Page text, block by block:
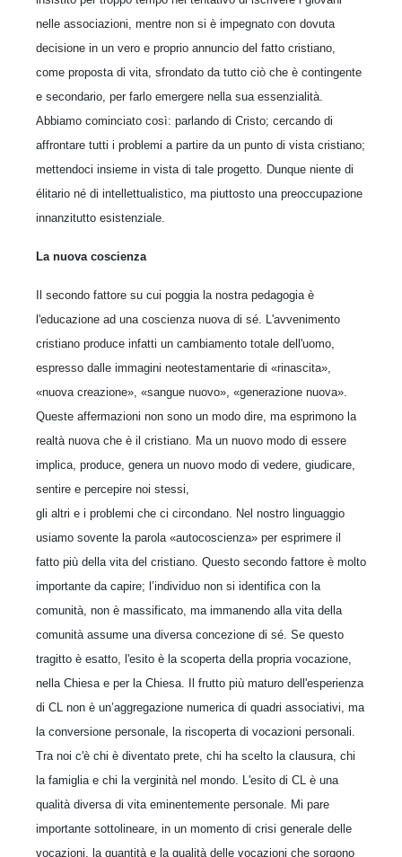
nelle associazioni, mentre non si è impegnato con dovuta
decisione in un vero e proprio annuncio del fatto cristiano,
come proposta di vita, sfrondato da tutto ciò che è contingente
e secondario, per farlo emergere nella sua essenzialità.
Abbiamo cominciato così: parlando di Cristo; cercando di
affrontare tutti i problemi a partire da un punto di vista cristiano;
mettendoci insieme in vista di tale progetto. Dunque niente di
élitario né di intellettualistico, ma piuttosto una preoccupazione
innanzitutto esistenziale.
La nuova coscienza
Il secondo fattore su cui poggia la nostra pedagogia è
l'educazione ad una coscienza nuova di sé. L'avvenimento
cristiano produce infatti un cambiamento totale dell'uomo,
espresso dalle immagini neotestamentarie di «rinascita»,
«nuova creazione», «sangue nuovo», «generazione nuova».
Queste affermazioni non sono un modo dire, ma esprimono la
realtà nuova che è il cristiano. Ma un nuovo modo di essere
implica, produce, genera un nuovo modo di vedere, giudicare,
sentire e percepire noi stessi,
gli altri e i problemi che ci circondano. Nel nostro linguaggio
usiamo sovente la parola «autocoscienza» per esprimere il
fatto più della vita del cristiano. Questo secondo fattore è molto
importante da capire; l’individuo non si identifica con la
comunità, non è massificato, ma immanendo alla vita della
comunità assume una diversa concezione di sé. Se questo
tragitto è esatto, l'esito è la scoperta della propria vocazione,
nella Chiesa e per la Chiesa. Il frutto più maturo dell'esperienza
di CL non è un’aggregazione numerica di quadri associativi, ma
la conversione personale, la riscoperta di vocazioni personali.
Tra noi c'è chi è diventato prete, chi ha scelto la clausura, chi
la famiglia e chi la verginità nel mondo. L'esito di CL è una
qualità diversa di vita eminentemente personale. Mi pare
importante sottolineare, in un momento di crisi generale delle
vocazioni, la quantità e la qualità delle vocazioni che sorgono